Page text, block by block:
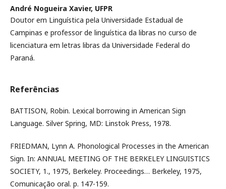
André Nogueira Xavier, UFPR
Doutor em Linguística pela Universidade Estadual de
Campinas e professor de linguística da libras no curso de
licenciatura em letras libras da Universidade Federal do
Paraná.
Referências
BATTISON, Robin. Lexical borrowing in American Sign
Language. Silver Spring, MD: Linstok Press, 1978.
FRIEDMAN, Lynn A. Phonological Processes in the American
Sign. In: ANNUAL MEETING OF THE BERKELEY LINGUISTICS
SOCIETY, 1., 1975, Berkeley. Proceedings… Berkeley, 1975,
Comunicação oral. p. 147-159.